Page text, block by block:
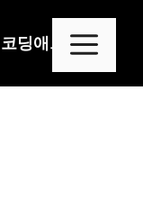
코딩애드센스